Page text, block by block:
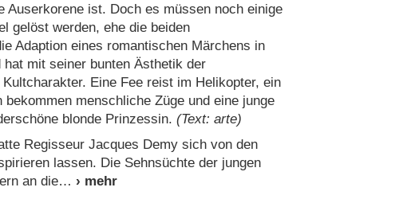
Auserkorene ist. Doch es müssen noch einige
gelöst werden, ehe die beiden
Adaption eines romantischen Märchens in
mit seiner bunten Ästhetik der
Eine Fee reist im Helikopter, ein
bekommen menschliche Züge und eine junge
blonde Prinzessin.(Text: arte)
Regisseur Jacques Demy sich von den
lassen. Die Sehnsüchte der jungen
an die